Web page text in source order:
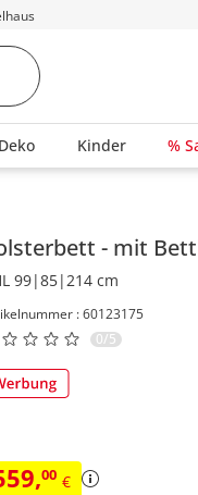
Deko Kinder %
mit
99|85|214 cm
: 60123175
0/5
,00 €